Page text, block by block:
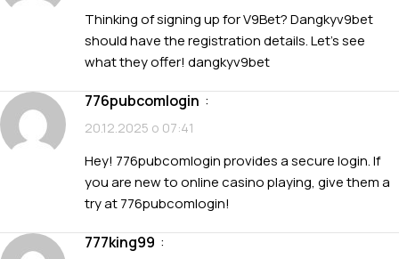
Thinking of signing up for V9Bet? Dangkyv9bet
should have the registration details. Let’s see
what they offer! dangkyv9bet
776pubcomlogin :
20.12.2025 о 07:41
Hey! 776pubcomlogin provides a secure login. If
you are new to online casino playing, give them a
try at776pubcomlogin!
777king99 :